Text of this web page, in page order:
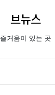
브뉴스
즐거움이 있는 곳